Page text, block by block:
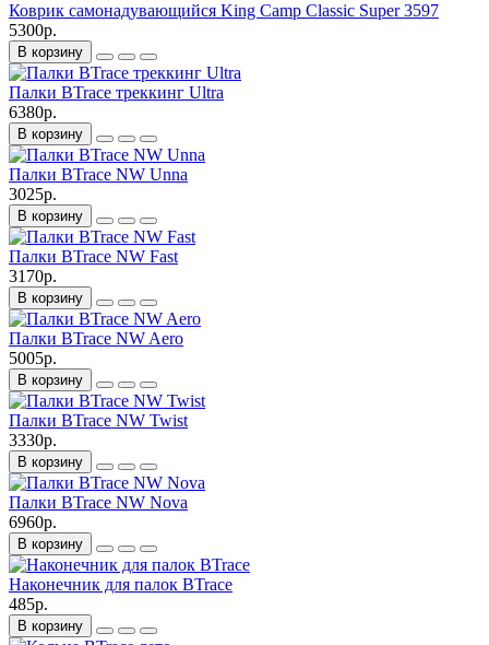
Коврик самонадувающийся King Camp Classic Super 3597
5300р.
В корзину
Палки BTrace треккинг Ultra
6380р.
В корзину
Палки BTrace NW Unna
3025р.
В корзину
Палки BTrace NW Fast
3170р.
В корзину
Палки BTrace NW Aero
5005р.
В корзину
Палки BTrace NW Twist
3330р.
В корзину
Палки BTrace NW Nova
6960р.
В корзину
Наконечник для палок BTrace
485р.
В корзину